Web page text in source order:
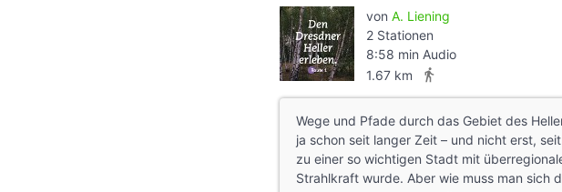
von A. Liening
2 Stationen
8:58 min Audio
1.67 km
directions_walk
Wege und Pfade durch das Gebiet des
ja schon seit langer Zeit – und nicht erst,
zu einer so wichtigen Stadt mit
Strahlkraft wurde. Aber wie muss man sich